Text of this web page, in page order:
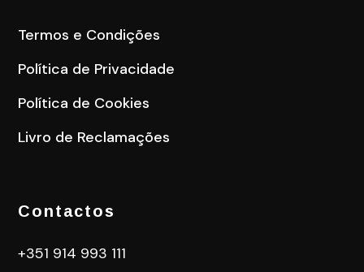
Termos e Condições
Política de Privacidade
Política de Cookies
Livro de Reclamações
Contactos
+351 914 993 111